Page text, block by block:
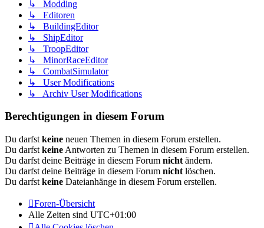
↳ Modding
↳ Editoren
↳ BuildingEditor
↳ ShipEditor
↳ TroopEditor
↳ MinorRaceEditor
↳ CombatSimulator
↳ User Modifications
↳ Archiv User Modifications
Berechtigungen in diesem Forum
Du darfst keine neuen Themen in diesem Forum erstellen.
Du darfst keine Antworten zu Themen in diesem Forum erstellen.
Du darfst deine Beiträge in diesem Forum nicht ändern.
Du darfst deine Beiträge in diesem Forum nicht löschen.
Du darfst keine Dateianhänge in diesem Forum erstellen.
Foren-Übersicht
Alle Zeiten sind UTC+01:00